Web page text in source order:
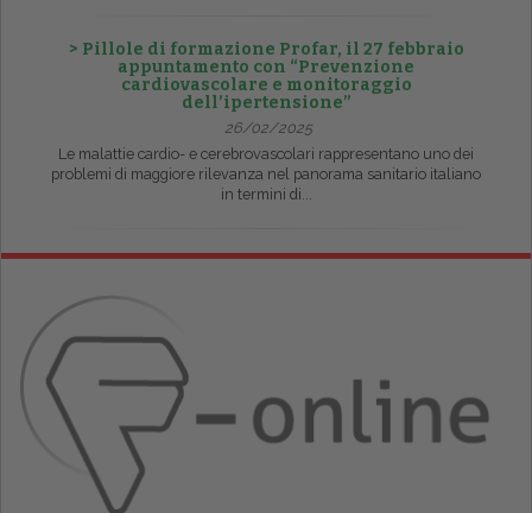
> Pillole di formazione Profar, il 27 febbraio
appuntamento con “Prevenzione
cardiovascolare e monitoraggio
dell’ipertensione”
26/02/2025
Le malattie cardio- e cerebrovascolari rappresentano uno dei
problemi di maggiore rilevanza nel panorama sanitario italiano
in termini di...